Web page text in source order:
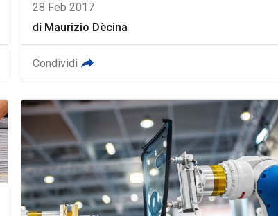
28 Feb 2017
di Maurizio Dècina
Condividi